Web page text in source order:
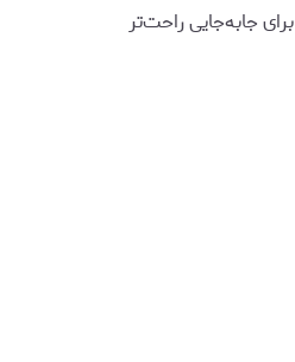
برای جابه‌جایی راحت‌تر